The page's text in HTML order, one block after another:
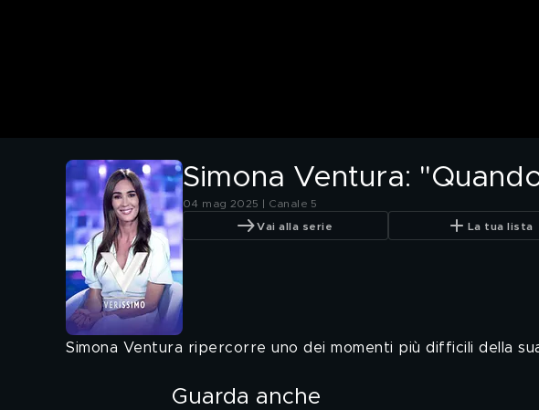
Simona Ventura:
04 mag 2025 | Canale 5
Vai alla serie La tua lista
Simona Ventura ripercorre uno dei momenti più difficili della
Guarda anche